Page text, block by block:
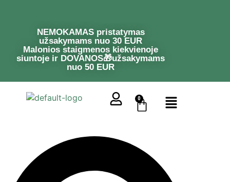
NEMOKAMAS pristatymas
užsakymams nuo 30 EUR
Malonios staigmenos kiekvienoje
siuntoje ir DOVANOS🎁užsakymams
nuo 50 EUR
0